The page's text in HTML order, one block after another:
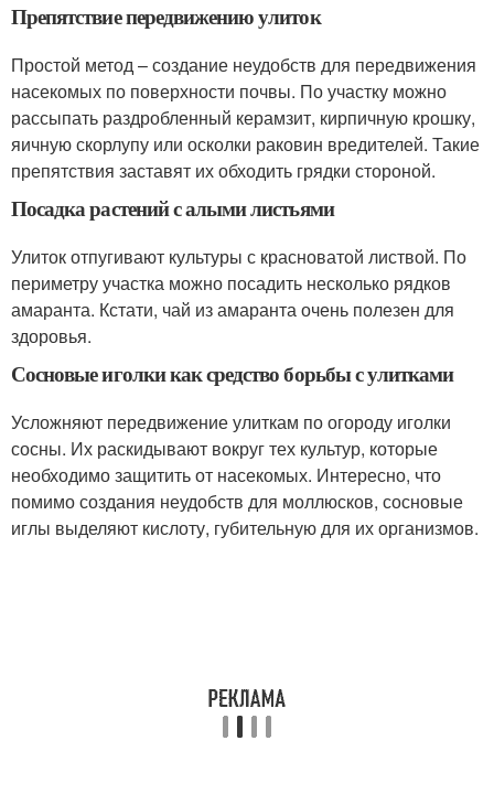
Препятствие передвижению улиток
Простой метод – создание неудобств для передвижения
насекомых по поверхности почвы. По участку можно
рассыпать раздробленный керамзит, кирпичную крошку,
яичную скорлупу или осколки раковин вредителей. Такие
препятствия заставят их обходить грядки стороной.
Посадка растений с алыми листьями
Улиток отпугивают культуры с красноватой листвой. По
периметру участка можно посадить несколько рядков
амаранта. Кстати, чай из амаранта очень полезен для
здоровья.
Сосновые иголки как средство борьбы с улитками
Усложняют передвижение улиткам по огороду иголки
сосны. Их раскидывают вокруг тех культур, которые
необходимо защитить от насекомых. Интересно, что
помимо создания неудобств для моллюсков, сосновые
иглы выделяют кислоту, губительную для их организмов.